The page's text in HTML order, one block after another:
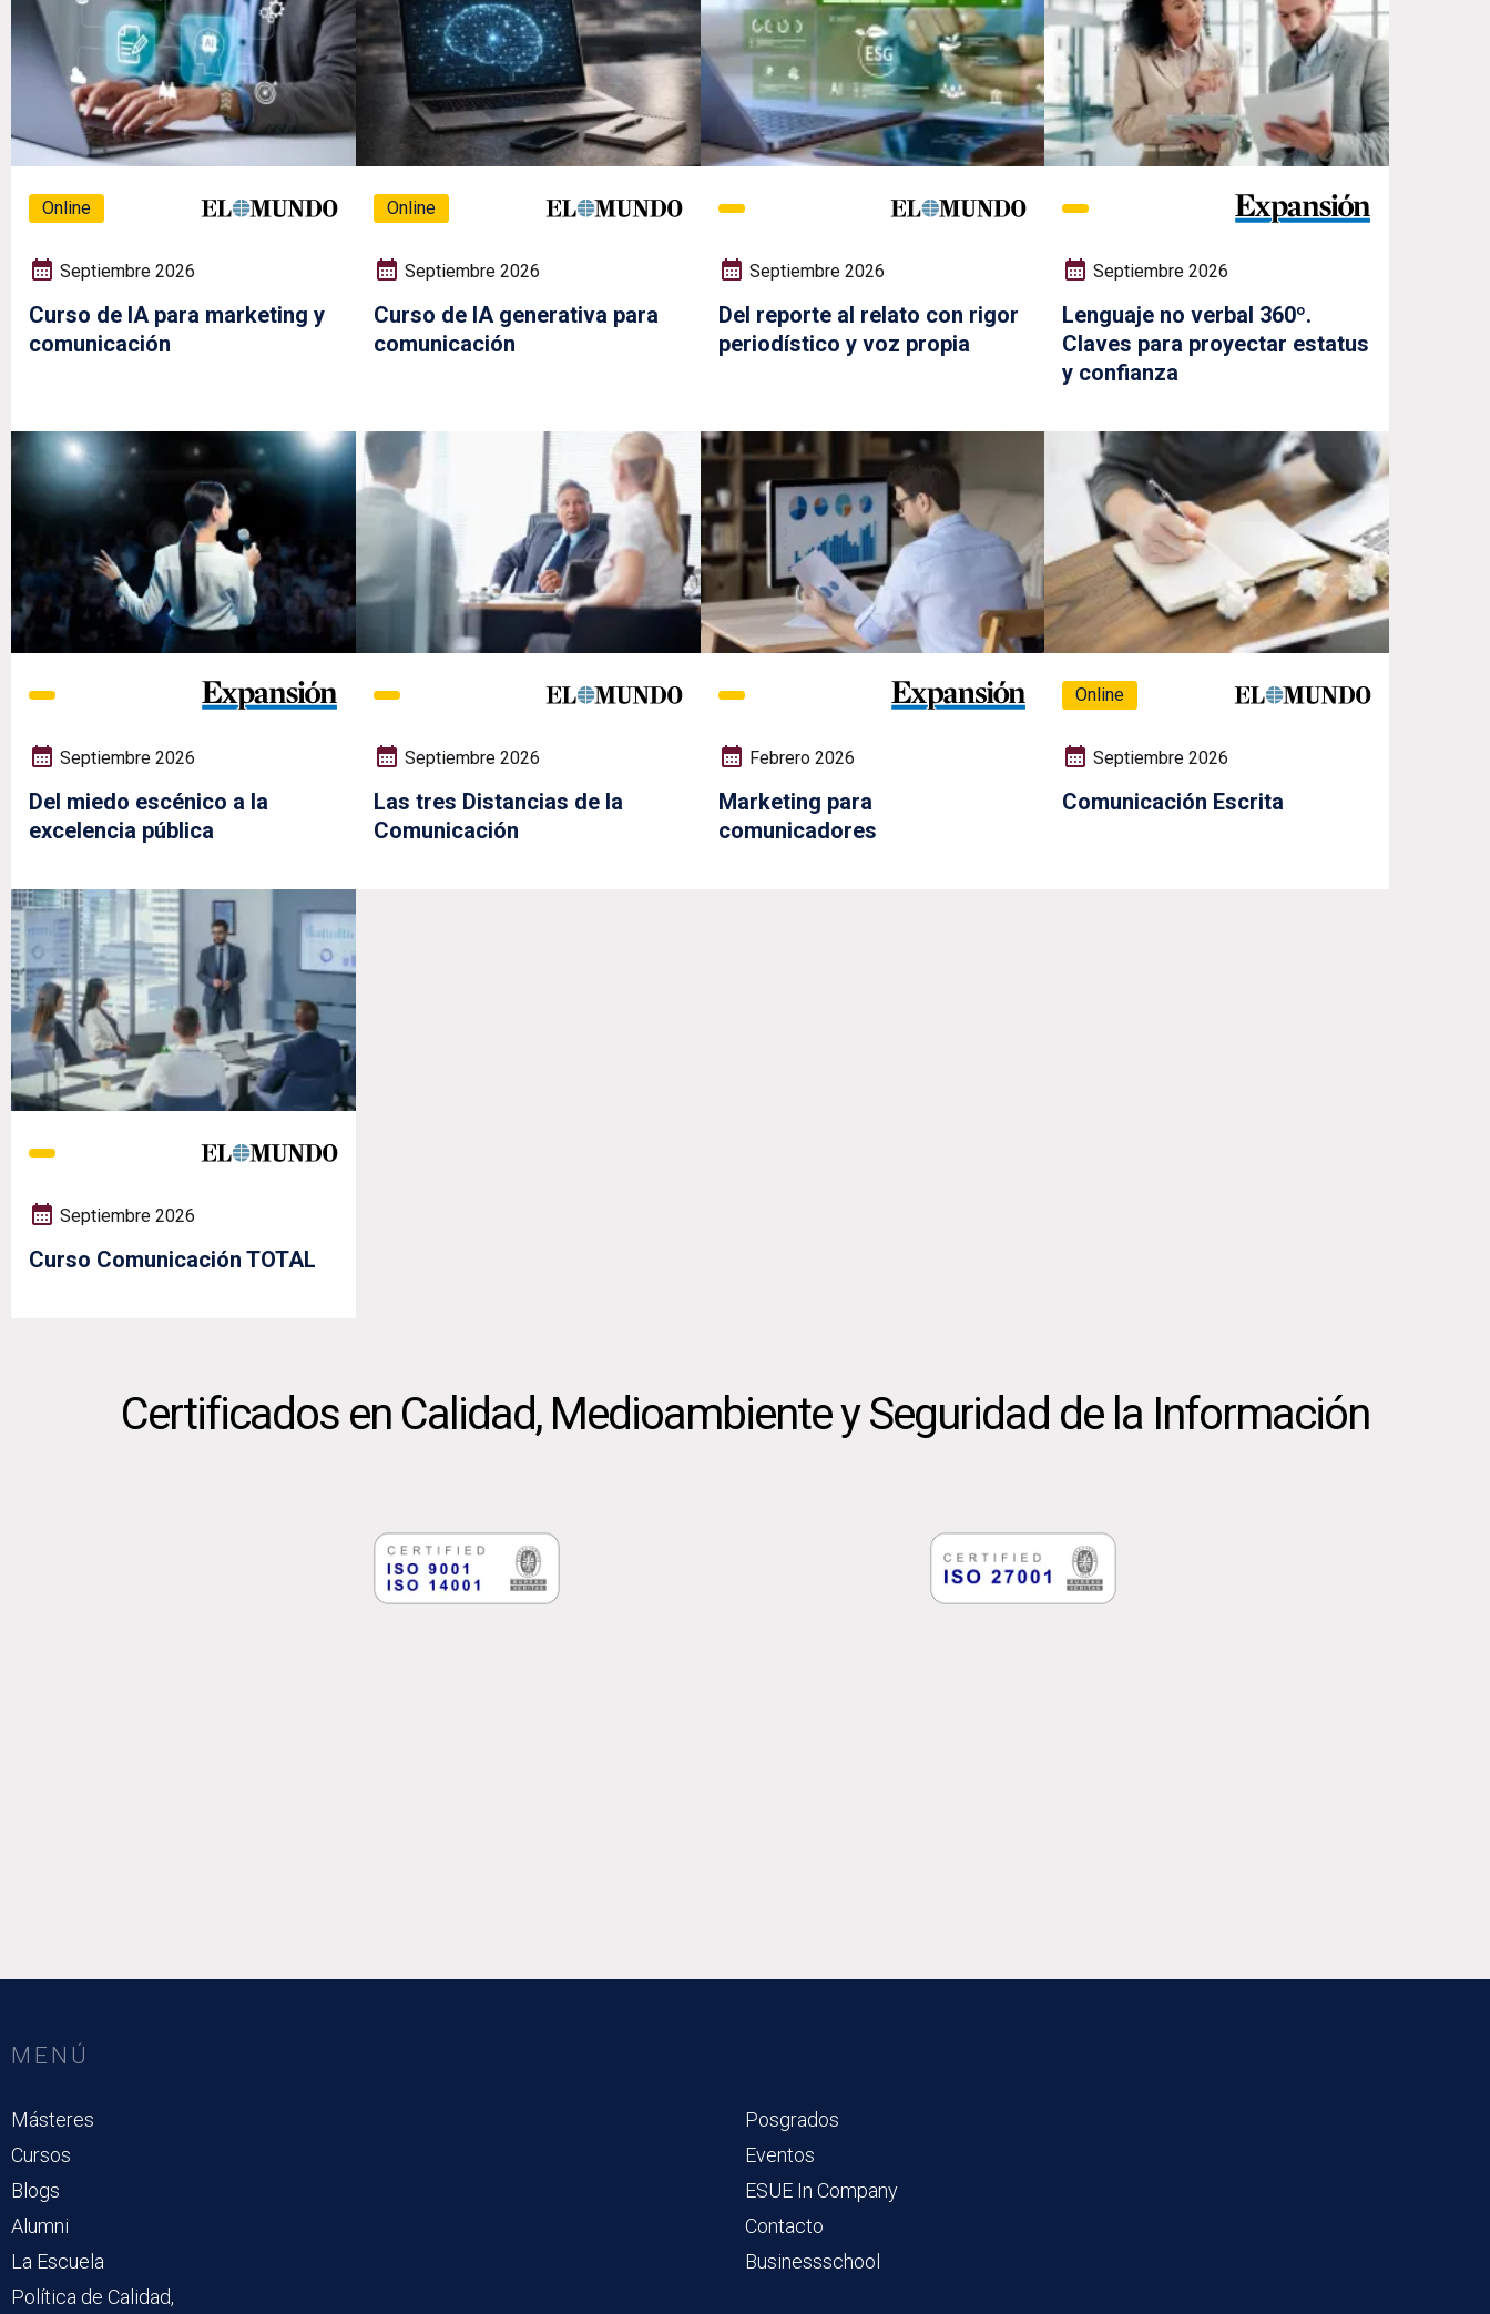
Online
Septiembre 2026
Curso de IA para marketing y
comunicación
Online
Septiembre 2026
Curso de IA generativa para
comunicación
Septiembre 2026
Del reporte al relato con rigor
periodístico y voz propia
Septiembre 2026
Lenguaje no verbal 360º.
Claves para proyectar estatus
y confianza
Septiembre 2026
Del miedo escénico a la
excelencia pública
Septiembre 2026
Las tres Distancias de la
Comunicación
Febrero 2026
Marketing para
comunicadores
Online
Septiembre 2026
Comunicación Escrita
Septiembre 2026
Curso Comunicación TOTAL
Certificados en Calidad, Medioambiente y Seguridad de la Información
MENÚ
Másteres
Posgrados
Cursos
Eventos
Blogs
ESUE In Company
Alumni
Contacto
La Escuela
Businessschool
Política de Calidad,